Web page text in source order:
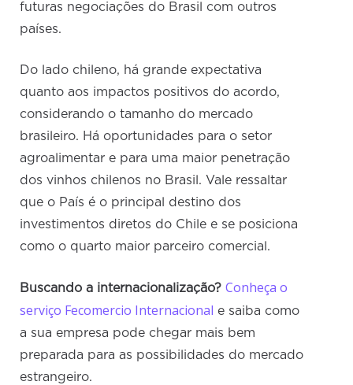
futuras negociações do Brasil com outros
países.
Do lado chileno, há grande expectativa
quanto aos impactos positivos do acordo,
considerando o tamanho do mercado
brasileiro. Há oportunidades para o setor
agroalimentar e para uma maior penetração
dos vinhos chilenos no Brasil. Vale ressaltar
que o País é o principal destino dos
investimentos diretos do Chile e se posiciona
como o quarto maior parceiro comercial.
Buscando a internacionalização? Conheça o
serviço Fecomercio Internacional e saiba como
a sua empresa pode chegar mais bem
preparada para as possibilidades do mercado
estrangeiro.